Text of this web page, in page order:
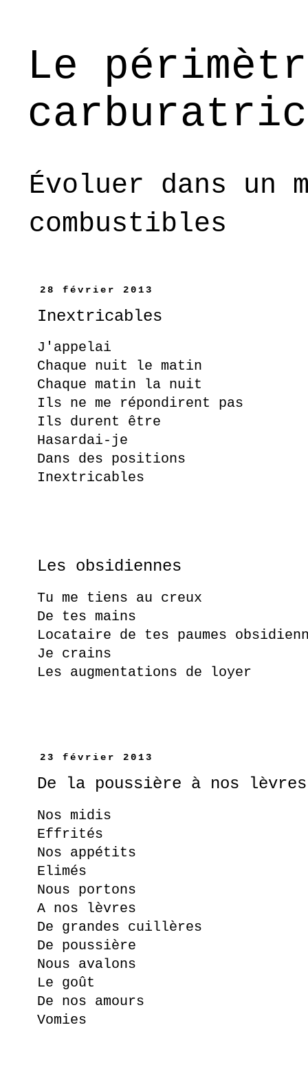
Le
Évoluer dans un
combustibles
28 février 2013
Inextricables
J'appelai
Chaque nuit le matin
Chaque matin la nuit
Ils ne me répondirent pas
Ils durent être
Hasardai-je
Dans des positions
Inextricables
Les obsidiennes
Tu me tiens au creux
De tes mains
Locataire de tes paumes
Je crains
Les augmentations de loyer
23 février 2013
De la poussière à nos lèvres
Nos midis
Effrités
Nos appétits
Elimés
Nous portons
A nos lèvres
De grandes cuillères
De poussière
Nous avalons
Le goût
De nos amours
Vomies